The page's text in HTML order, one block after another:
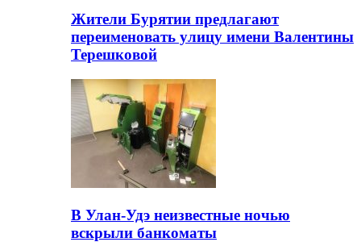
Жители Бурятии предлагают
переименовать улицу имени Валентины
Терешковой
В Улан-Удэ неизвестные ночью
вскрыли банкоматы